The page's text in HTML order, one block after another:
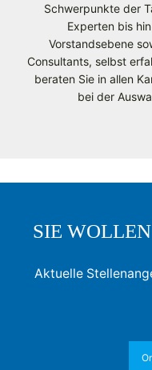
Schwerpunkte der
Experten bis
Vorstandsebene
Consultants, selbst
beraten Sie in allen
bei der
SIE
Aktuelle